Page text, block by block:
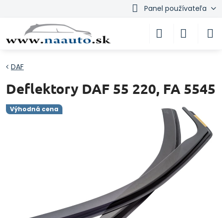
Panel používateľa
Výhodná cena
DAF
Deflektory DAF 55 220, FA 5545